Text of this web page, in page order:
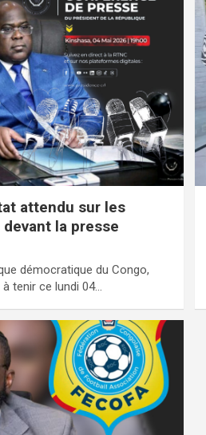
attendu sur les
la presse
démocratique du Congo,
à tenir ce lundi 04…